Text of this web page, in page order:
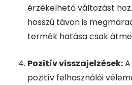
érzékelhető változást
hosszú távon is
termék hatása csak
Pozitív visszajelzések:
pozitív felhasználói